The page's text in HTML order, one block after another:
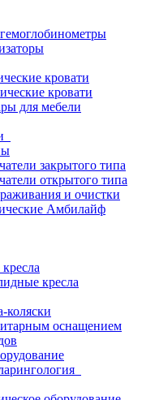
кровати
кровати
для мебели
закрытого типа
открытого типа
и очистки
Амбилайф
кресла
коляски
оснащением